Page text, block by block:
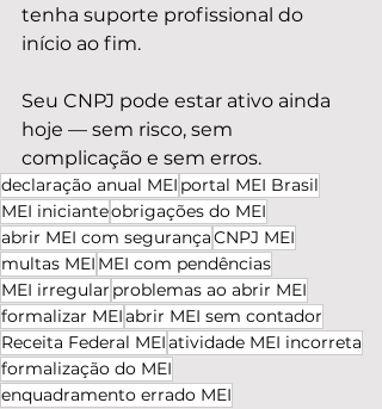
tenha suporte profissional do
início ao fim.
Seu CNPJ pode estar ativo ainda
hoje — sem risco, sem
complicação e sem erros.
declaração anual MEI portal MEI Brasil
MEI inicianteobrigações do MEI
abrir MEI com segurançaCNPJ MEI
multas MEI MEI com pendências
MEI irregular problemas ao abrir MEI
formalizar MEIabrir MEI sem contador
Receita Federal MEIatividade MEI incorreta
formalização do MEI
enquadramento errado MEI